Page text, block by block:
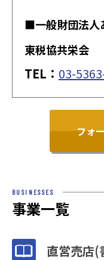
BUSINESSES
事業一覧
直営売店(
■一般財団法
東税協共栄会
TEL： 03-
フォ